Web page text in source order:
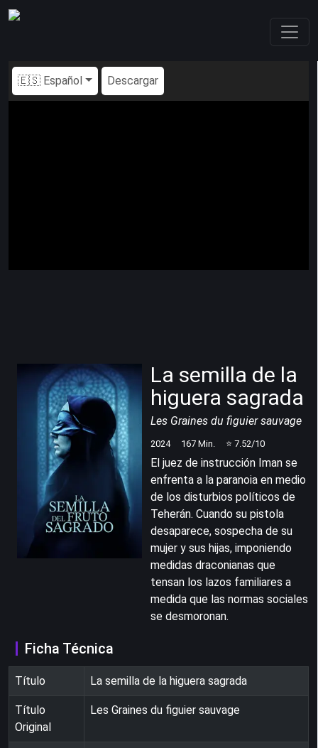
🇪🇸 Español Descargar
La semilla de la
higuera sagrada
Les Graines du figuier sauvage
2024 167 Min. ⭐ 7.52/10
El juez de instrucción Iman se
enfrenta a la paranoia en medio
de los disturbios políticos de
Teherán. Cuando su pistola
desaparece, sospecha de su
mujer y sus hijas, imponiendo
medidas draconianas que
tensan los lazos familiares a
medida que las normas sociales
se desmoronan.
Ficha Técnica
Título La semilla de la higuera sagrada
Título
Original
Les Graines du figuier sauvage